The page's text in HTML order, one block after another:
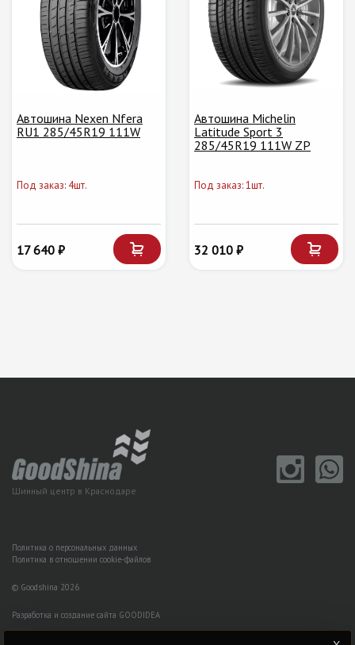
Автошина Nexen Nfera
RU1 285/45R19 111W
Под заказ: 4шт.
17 640 ₽
Автошина Michelin
Latitude Sport 3
285/45R19 111W ZP
Под заказ: 1шт.
32 010 ₽
Шинный центр в Краснодаре
Политика о персональных данных
Политика в отношении cookie-файлов
© Goodshina 2026
Разработка и создание сайта GOODIDEA